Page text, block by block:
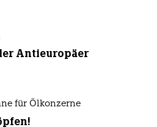
Antieuropäer
für Ölkonzerne